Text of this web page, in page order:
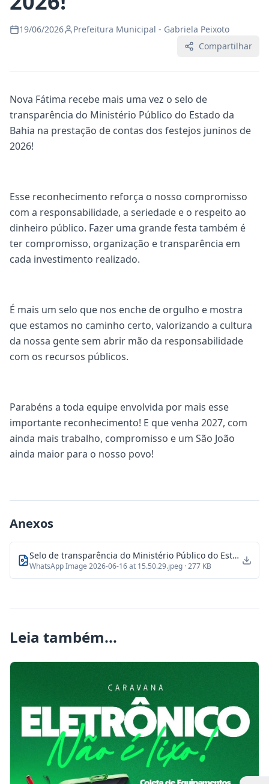
19/06/2026
Prefeitura Municipal - Gabriela Peixoto
Compartilhar
Nova Fátima recebe mais uma vez o selo de
transparência do Ministério Público do Estado da
Bahia na prestação de contas dos festejos juninos de
2026!
Esse reconhecimento reforça o nosso compromisso
com a responsabilidade, a seriedade e o respeito ao
dinheiro público. Fazer uma grande festa também é
ter compromisso, organização e transparência em
cada investimento realizado.
É mais um selo que nos enche de orgulho e mostra
que estamos no caminho certo, valorizando a cultura
da nossa gente sem abrir mão da responsabilidade
com os recursos públicos.
Parabéns a toda equipe envolvida por mais esse
importante reconhecimento! E que venha 2027, com
ainda mais trabalho, compromisso e um São João
ainda maior para o nosso povo!
Anexos
Selo de transparência do Ministério Público do Estado da Bahia na prestação de contas dos festejos juninos de 2026!
WhatsApp Image 2026-06-16 at 15.50.29.jpeg · 277 KB
Leia também...